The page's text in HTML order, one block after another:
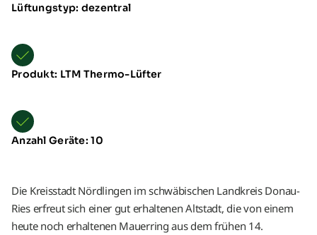
Lüftungstyp: dezentral
Produkt: LTM Thermo-Lüfter
Anzahl Geräte: 10
Die Kreisstadt Nördlingen im schwäbischen Landkreis Donau-
Ries erfreut sich einer gut erhaltenen Altstadt, die von einem
heute noch erhaltenen Mauerring aus dem frühen 14.